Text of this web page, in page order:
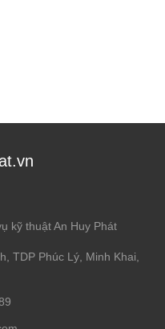
kỹ thuật An Huy Phát
TDP Phúc Lý, Minh Khai,